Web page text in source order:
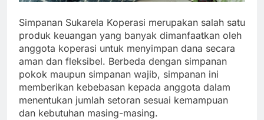
Simpanan Sukarela Koperasi merupakan salah satu
produk keuangan yang banyak dimanfaatkan oleh
anggota koperasi untuk menyimpan dana secara
aman dan fleksibel. Berbeda dengan simpanan
pokok maupun simpanan wajib, simpanan ini
memberikan kebebasan kepada anggota dalam
menentukan jumlah setoran sesuai kemampuan
dan kebutuhan masing-masing.